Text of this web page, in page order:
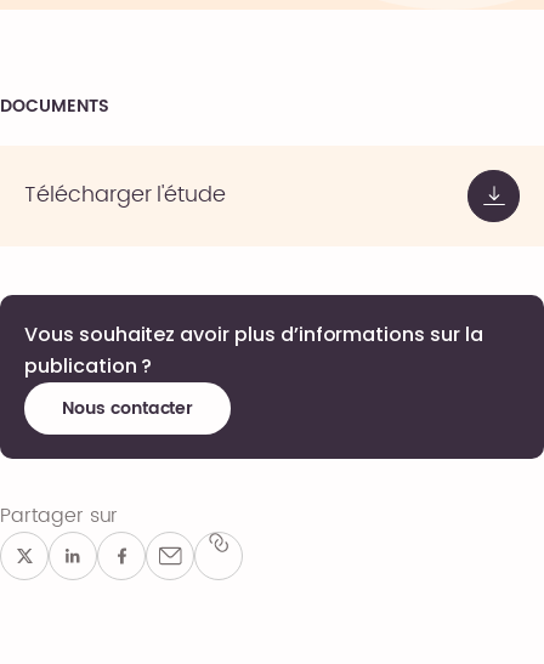
DOCUMENTS
Télécharger l'étude
Vous souhaitez avoir plus d’informations sur la
publication ?
Nous contacter
Partager sur